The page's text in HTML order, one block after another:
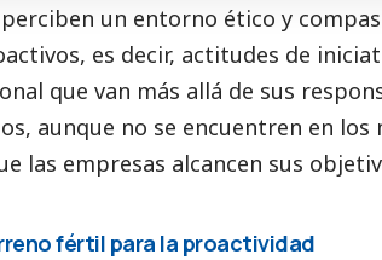
un entorno ético y
es decir, actitudes de
que van más allá de sus
aunque no se encuentren en los
las empresas alcancen sus
fértil para la proactividad